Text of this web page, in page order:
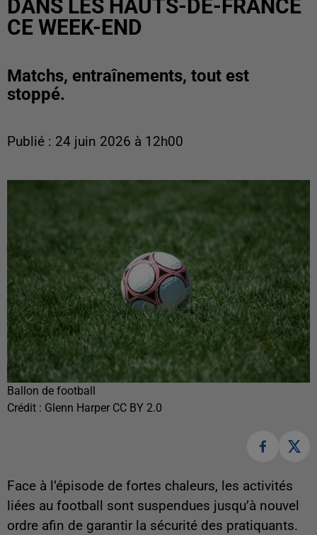
DANS LES HAUTS-DE-FRANCE
CE WEEK-END
Matchs, entraînements, tout est
stoppé.
Publié : 24 juin 2026 à 12h00
Ballon de football
Crédit : Glenn Harper CC BY 2.0
Face à l’épisode de fortes chaleurs, les activités
liées au football sont suspendues jusqu’à nouvel
ordre afin de garantir la sécurité des pratiquants.